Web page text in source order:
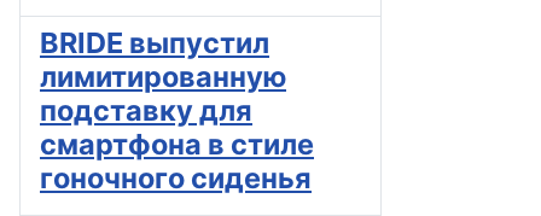
BRIDE выпустил
лимитированную
подставку для
смартфона в стиле
гоночного сиденья